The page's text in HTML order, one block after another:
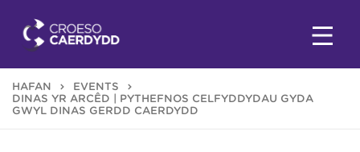
HAFAN
EVENTS
DINAS YR ARCÊD | PYTHEFNOS CELFYDDYDAU GYDA
GWYL DINAS GERDD CAERDYDD